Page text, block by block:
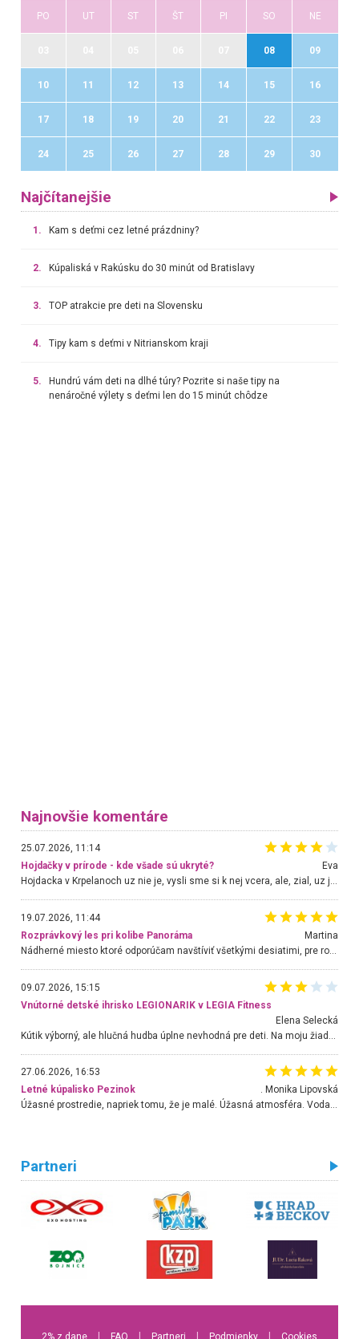
PO UT ST ŠT PI SO NE
08 09
10 11 12 13 14 15 16
17 18 19 20 21 22 23
24 25 26 27 28 29 30
Najčítanejšie
1. Kam s deťmi cez letné prázdniny?
2. Kúpaliská v Rakúsku do 30 minút od Bratislavy
3. TOP atrakcie pre deti na Slovensku
4. Tipy kam s deťmi v Nitrianskom kraji
5.
Hundrú vám deti na dlhé túry? Pozrite si naše tipy na
nenáročné výlety s deťmi len do 15 minút chôdze
Najnovšie komentáre
25.07.2026, 11:14
Hojdačky v prírode - kde všade sú ukryté?
Eva
Hojdacka v Krpelanoch uz nie je, vysli sme si k nej vcera, ale, zial, uz je znicena. Ak sem planujete cestu len kvoli hojdacke, mozete si ju usetrit. Krasny vyhlad je tu vsak aj bez hojdacky :-)
19.07.2026, 11:44
Rozprávkový les pri kolibe Panoráma
Martina
Nádherné miesto ktoré odporúčam navštíviť všetkými desiatimi, pre rodiny s deťmi, dôchodcom... Proste a jednoducho ozaj rozprávkový les.. určite ešte prídeme. Odniesli sme si na pamiatku krásne tričká,
09.07.2026, 15:15
Vnútorné detské ihrisko LEGIONARIK v LEGIA Fitness
Elena Selecká
27.06.2026, 16:53
Letné kúpalisko Pezinok
. Monika Lipovská
Úžasné prostredie, napriek tomu, že je malé. Úžasná atmosféra. Voda fantastická a nádherná. Ľudí je pomerne veľa, ale su mili a ohľaduplní. Je veľmi zaujímavé sledovať, ako dokážu spolu športovať cudzí ľudia a bez ohľadu na vek. Vládne tu pohoda. Vnuka neviem dostať z vody. Ďakujem za krásny deň . Urcite sa sem vrátim. Jediný problém je s parkovaním, ale aj ten sa mi podarilo vyriešiť. Monika Bratislava
Partneri
2% z dane FAQ Partneri Podmienky Cookies